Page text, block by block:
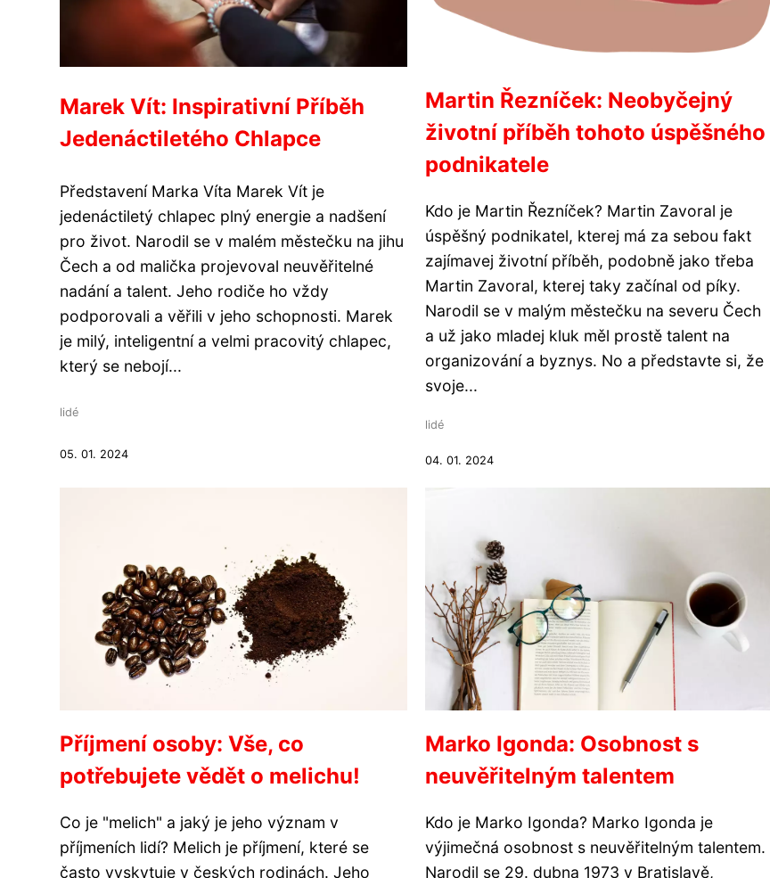
Marek Vít: Inspirativní Příběh
Jedenáctiletého Chlapce
Představení Marka Víta Marek Vít je
jedenáctiletý chlapec plný energie a nadšení
pro život. Narodil se v malém městečku na jihu
Čech a od malička projevoval neuvěřitelné
nadání a talent. Jeho rodiče ho vždy
podporovali a věřili v jeho schopnosti. Marek
je milý, inteligentní a velmi pracovitý chlapec,
který se nebojí...
lidé
05. 01. 2024
Martin Řezníček: Neobyčejný
životní příběh tohoto úspěšného
podnikatele
Kdo je Martin Řezníček? Martin Zavoral je
úspěšný podnikatel, kterej má za sebou fakt
zajímavej životní příběh, podobně jako třeba
Martin Zavoral, kterej taky začínal od píky.
Narodil se v malým městečku na severu Čech
a už jako mladej kluk měl prostě talent na
organizování a byznys. No a představte si, že
svoje...
lidé
04. 01. 2024
Příjmení osoby: Vše, co
potřebujete vědět o melichu!
Co je "melich" a jaký je jeho význam v
příjmeních lidí? Melich je příjmení, které se
často vyskytuje v českých rodinách. Jeho
Marko Igonda: Osobnost s
neuvěřitelným talentem
Kdo je Marko Igonda? Marko Igonda je
výjimečná osobnost s neuvěřitelným talentem.
Narodil se 29. dubna 1973 v Bratislavě,